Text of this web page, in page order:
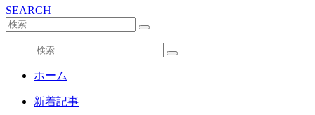
SEARCH
ホーム
新着記事